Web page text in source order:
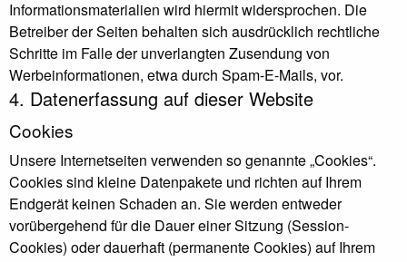
Informationsmaterialien wird hiermit widersprochen. Die
Betreiber der Seiten behalten sich ausdrücklich rechtliche
Schritte im Falle der unverlangten Zusendung von
Werbeinformationen, etwa durch Spam-E-Mails, vor.
4. Datenerfassung auf dieser Website
Cookies
Unsere Internetseiten verwenden so genannte „Cookies“.
Cookies sind kleine Datenpakete und richten auf Ihrem
Endgerät keinen Schaden an. Sie werden entweder
vorübergehend für die Dauer einer Sitzung (Session-
Cookies) oder dauerhaft (permanente Cookies) auf Ihrem